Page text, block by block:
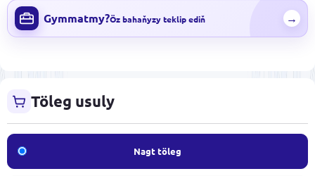
Gymmatmy?Öz bahaňyzy teklip ediň →
Töleg usuly
Nagt töleg